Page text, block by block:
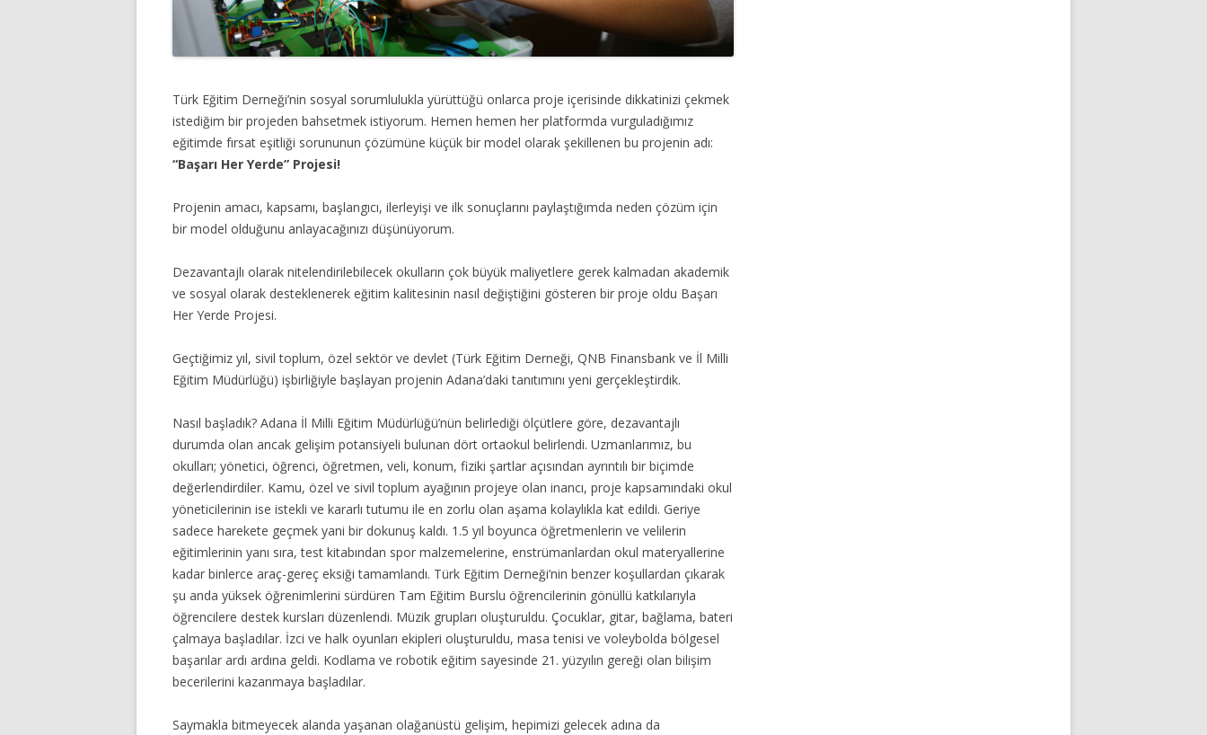
Türk Eğitim Derneği’nin sosyal sorumlulukla yürüttüğü onlarca proje içerisinde dikkatinizi çekmek
istediğim bir projeden bahsetmek istiyorum. Hemen hemen her platformda vurguladığımız
eğitimde fırsat eşitliği sorununun çözümüne küçük bir model olarak şekillenen bu projenin adı:
“Başarı Her Yerde” Projesi!
Projenin amacı, kapsamı, başlangıcı, ilerleyişi ve ilk sonuçlarını paylaştığımda neden çözüm için
bir model olduğunu anlayacağınızı düşünüyorum.
Dezavantajlı olarak nitelendirilebilecek okulların çok büyük maliyetlere gerek kalmadan akademik
ve sosyal olarak desteklenerek eğitim kalitesinin nasıl değiştiğini gösteren bir proje oldu Başarı
Her Yerde Projesi.
Geçtiğimiz yıl, sivil toplum, özel sektör ve devlet (Türk Eğitim Derneği, QNB Finansbank ve İl Milli
Eğitim Müdürlüğü) işbirliğiyle başlayan projenin Adana’daki tanıtımını yeni gerçekleştirdik.
Nasıl başladık? Adana İl Milli Eğitim Müdürlüğü’nün belirlediği ölçütlere göre, dezavantajlı
durumda olan ancak gelişim potansiyeli bulunan dört ortaokul belirlendi. Uzmanlarımız, bu
okulları; yönetici, öğrenci, öğretmen, veli, konum, fiziki şartlar açısından ayrıntılı bir biçimde
değerlendirdiler. Kamu, özel ve sivil toplum ayağının projeye olan inancı, proje kapsamındaki okul
yöneticilerinin ise istekli ve kararlı tutumu ile en zorlu olan aşama kolaylıkla kat edildi. Geriye
sadece harekete geçmek yani bir dokunuş kaldı. 1.5 yıl boyunca öğretmenlerin ve velilerin
eğitimlerinin yanı sıra, test kitabından spor malzemelerine, enstrümanlardan okul materyallerine
kadar binlerce araç-gereç eksiği tamamlandı. Türk Eğitim Derneği’nin benzer koşullardan çıkarak
şu anda yüksek öğrenimlerini sürdüren Tam Eğitim Burslu öğrencilerinin gönüllü katkılarıyla
öğrencilere destek kursları düzenlendi. Müzik grupları oluşturuldu. Çocuklar, gitar, bağlama, bateri
çalmaya başladılar. İzci ve halk oyunları ekipleri oluşturuldu, masa tenisi ve voleybolda bölgesel
başarılar ardı ardına geldi. Kodlama ve robotik eğitim sayesinde 21. yüzyılın gereği olan bilişim
becerilerini kazanmaya başladılar.
Saymakla bitmeyecek alanda yaşanan olağanüstü gelişim, hepimizi gelecek adına da